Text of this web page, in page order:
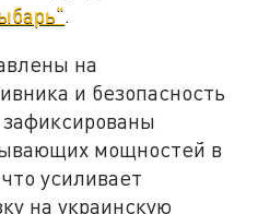
.
на
и безопасность
мощностей в
усиливает
на украинскую